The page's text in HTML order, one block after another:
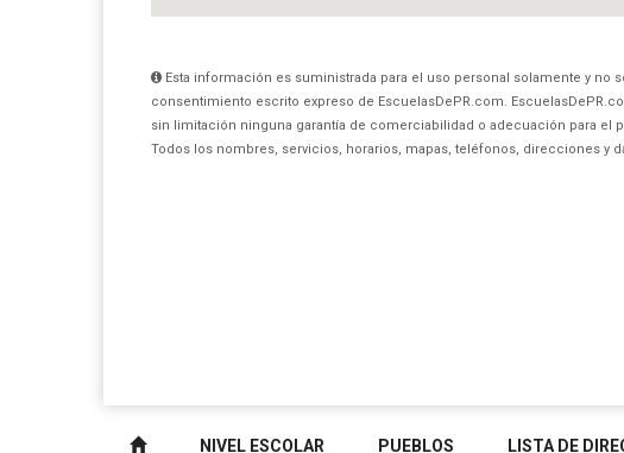
Esta información es suministrada para el uso personal solamente y
consentimiento escrito expreso de EscuelasDePR.com.
sin limitación ninguna garantía de comerciabilidad o adecuación para el
Todos los nombres, servicios, horarios, mapas, teléfonos, direcciones y
NIVEL ESCOLAR PUEBLOS LISTA DE